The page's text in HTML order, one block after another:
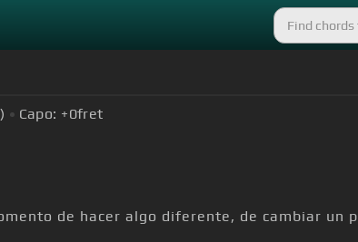
Capo: +0fret
de hacer algo diferente, de cambiar un